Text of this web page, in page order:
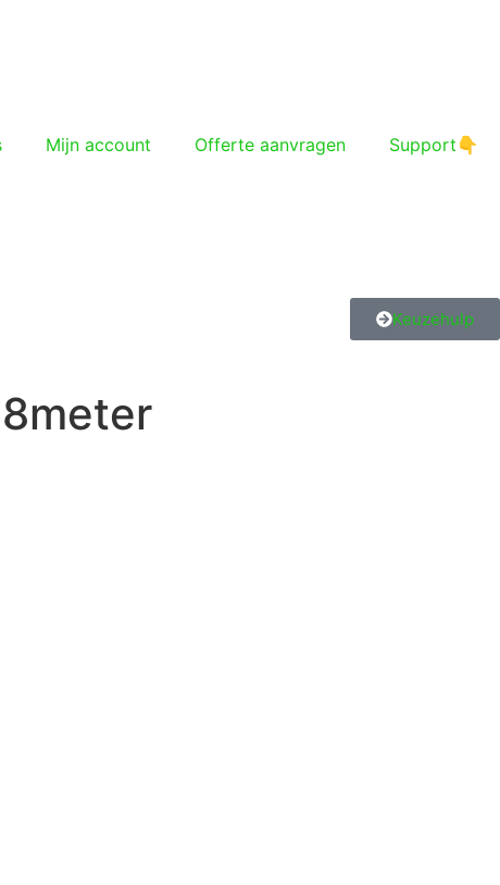
Mijn account Offerte aanvragen Support👇
Keuzehulp